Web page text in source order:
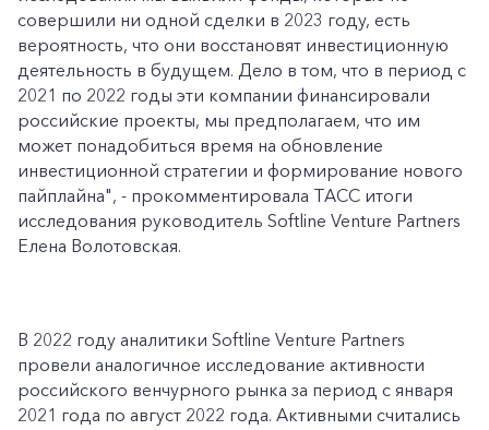
совершили ни одной сделки в 2023 году, есть
вероятность, что они восстановят инвестиционную
деятельность в будущем. Дело в том, что в период с
2021 по 2022 годы эти компании финансировали
российские проекты, мы предполагаем, что им
может понадобиться время на обновление
инвестиционной стратегии и формирование нового
пайплайна", - прокомментировала ТАСС итоги
исследования руководитель Softline Venture Partners
Елена Волотовская.
В 2022 году аналитики Softline Venture Partners
провели аналогичное исследование активности
российского венчурного рынка за период с января
2021 года по август 2022 года. Активными считались